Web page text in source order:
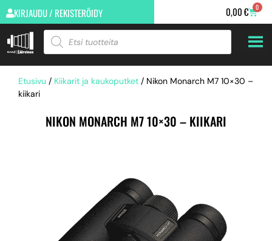
KIRJAUDU / REKISTERÖIDY 0,00€ 0
Etusivu / Kiikarit ja kaukoputket / Nikon Monarch M7 10×30 –
kiikari
NIKON MONARCH M7 10×30 – KIIKARI